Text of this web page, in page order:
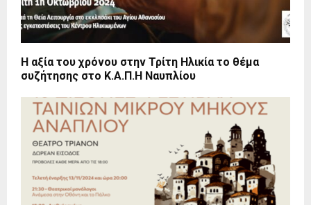
Η αξία του χρόνου στην Τρίτη Ηλικία το θέμα
συζήτησης στο Κ.Α.Π.Η Ναυπλίου